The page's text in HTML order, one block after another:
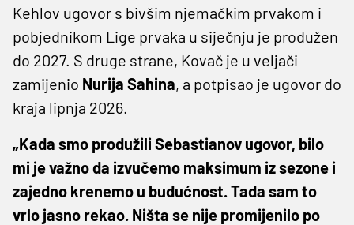
Kehlov ugovor s bivšim njemačkim prvakom i
pobjednikom Lige prvaka u siječnju je produžen
do 2027. S druge strane, Kovač je u veljači
zamijenio Nurija Sahina, a potpisao je ugovor do
kraja lipnja 2026.
„Kada smo produžili Sebastianov ugovor, bilo
mi je važno da izvučemo maksimum iz sezone i
zajedno krenemo u budućnost. Tada sam to
vrlo jasno rekao. Ništa se nije promijenilo po